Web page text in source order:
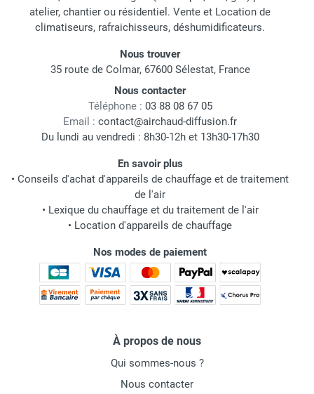
atelier, chantier ou résidentiel. Vente et Location de
climatiseurs, rafraichisseurs, déshumidificateurs.
Nous trouver
35 route de Colmar, 67600 Sélestat, France
Nous contacter
Téléphone : 03 88 08 67 05
Email : contact@airchaud-diffusion.fr
Du lundi au vendredi : 8h30-12h et 13h30-17h30
En savoir plus
• Conseils d'achat d'appareils de chauffage et de traitement
de l'air
• Lexique du chauffage et du traitement de l'air
• Location d'appareils de chauffage
Nos modes de paiement
À propos de nous
Qui sommes-nous ?
Nous contacter